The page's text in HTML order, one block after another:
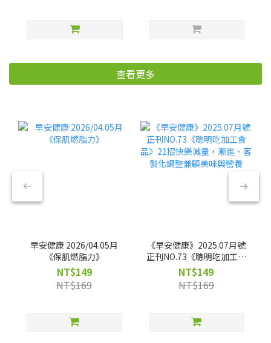
查看更多
早安健康 2026/04.05月
《保肌燃脂力》
NT$149
NT$169
《早安健康》2025.07月號
正刊NO.73《聰明吃加工食
品》21招快樂減量，漸
進、客製化調整兼顧美味
與營養
NT$149
NT$169